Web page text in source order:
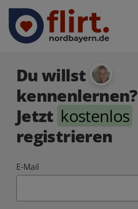
Du willst
kennenlernen?
Jetzt kostenlos
registrieren
E-Mail